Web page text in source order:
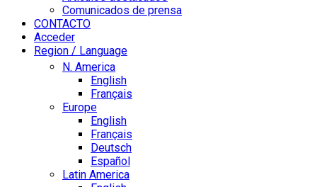
Comunicados de prensa
CONTACTO
Acceder
Region / Language
N. America
English
Français
Europe
English
Français
Deutsch
Español
Latin America